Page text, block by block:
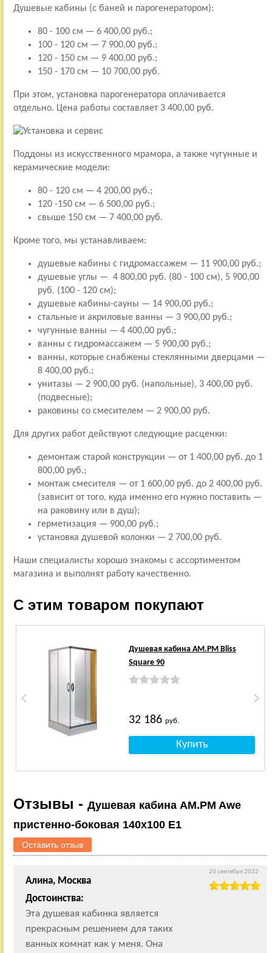
Душевые кабины (с баней и парогенератором):
80 - 100 см — 6 400,00 руб.;
100 - 120 см — 7 900,00 руб.;
120 - 150 см — 9 400,00 руб.;
150 - 170 см — 10 700,00 руб.
При этом, установка парогенератора оплачивается
отдельно. Цена работы составляет 3 400,00 руб.
Поддоны из искусственного мрамора, а также чугунные и
керамические модели:
80 - 120 см — 4 200,00 руб.;
120 -150 см — 6 500,00 руб.;
свыше 150 см — 7 400,00 руб.
Кроме того, мы устанавливаем:
душевые кабины с гидромассажем — 11 900,00 руб.;
душевые углы — 4 800,00 руб. (80 - 100 см), 5 900,00
руб. (100 - 120 см);
душевые кабины-сауны — 14 900,00 руб.;
стальные и акриловые ванны — 3 900,00 руб.;
чугунные ванны — 4 400,00 руб.;
ванны с гидромассажем — 5 900,00 руб.;
ванны, которые снабжены стеклянными дверцами —
8 400,00 руб.;
унитазы — 2 900,00 руб. (напольные), 3 400,00 руб.
(подвесные);
раковины со смесителем — 2 900,00 руб.
Для других работ действуют следующие расценки:
демонтаж старой конструкции — от 1 400,00 руб. до 1
800,00 руб.;
монтаж смесителя — от 1 600,00 руб. до 2 400,00 руб.
(зависит от того, куда именно его нужно поставить —
на раковину или в душ);
герметизация — 900,00 руб.;
установка душевой колонки — 2 700,00 руб.
Наши специалисты хорошо знакомы с ассортиментом
магазина и выполнят работу качественно.
С этим товаром покупают
Душевая кабина AM.PM Bliss
Square 90
32 186 руб.
Отзывы - Душевая кабина AM.PM Awe
пристенно-боковая 140x100 E1
Оставить отзыв
Алина, Москва
Достоинства:
Эта душевая кабинка является
прекрасным решением для таких
ванных комнат как у меня. Она
20 сентября 2022